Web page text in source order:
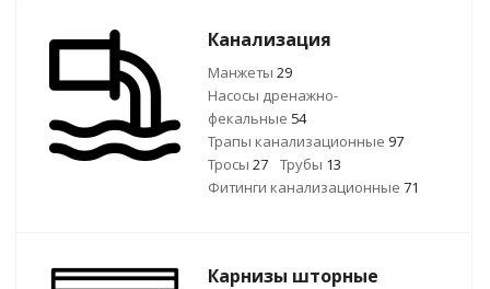
Канализация
Манжеты 29
Насосы дренажно-
фекальные 54
Трапы канализационные 97
Тросы 27 Трубы 13
Фитинги канализационные 71
Карнизы шторные